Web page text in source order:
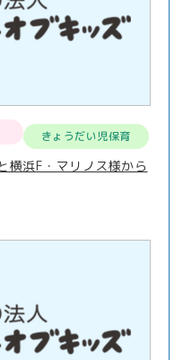
きょうだい児保育
横浜F・マリノス様から